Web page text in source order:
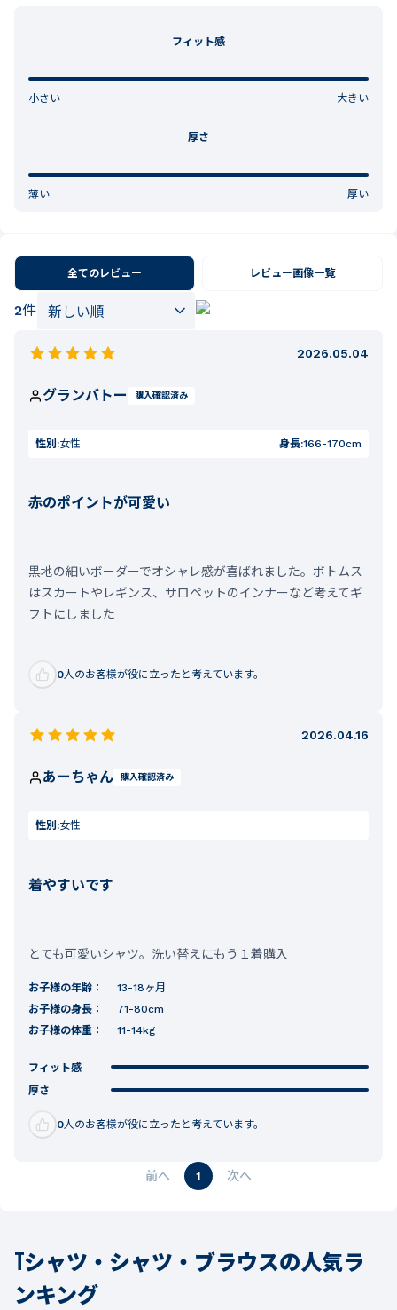
フィット感
小さい 大きい
厚さ
薄い 厚い
全てのレビュー レビュー画像一覧
2件
2026.05.04
グランバトー 購入確認済み
性別:女性 身長:166-170cm
赤のポイントが可愛い
黒地の細いボーダーでオシャレ感が喜ばれました。ボトムス
はスカートやレギンス、サロペットのインナーなど考えてギ
フトにしました
0人のお客様が役に立ったと考えています。
2026.04.16
あーちゃん 購入確認済み
性別:女性
着やすいです
とても可愛いシャツ。洗い替えにもう１着購入
お子様の年齢：
13-18ヶ月
お子様の身長：
71-80cm
お子様の体重：
11-14kg
フィット感
厚さ
0人のお客様が役に立ったと考えています。
1
Tシャツ・シャツ・ブラウスの人気ラ
ンキング